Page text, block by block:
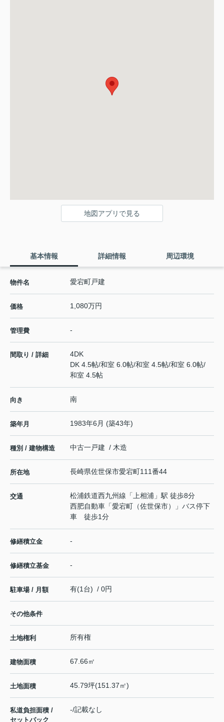
地図アプリで見る
基本情報 詳細情報 周辺環境
物件名 愛宕町戸建
価格 1,080万円
管理費 -
間取り / 詳細
4DK
DK 4.5帖/和室 6.0帖/和室 4.5帖/和室 6.0帖/
和室 4.5帖
向き 南
築年月 1983年6月 (築43年)
種別 / 建物構造 中古一戸建 / 木造
所在地 長崎県佐世保市愛宕町111番44
交通 松浦鉄道西九州線 「 上相浦 」駅 徒歩8分
西肥自動車「愛宕町（佐世保市）」バス停下
車 徒歩1分
修繕積立金 -
修繕積立基金 -
駐車場 / 月額 有(1台) / 0円
その他条件
土地権利 所有権
建物面積 67.66㎡
土地面積 45.79坪(151.37㎡)
私道負担面積 /
セットバック
-/記載なし